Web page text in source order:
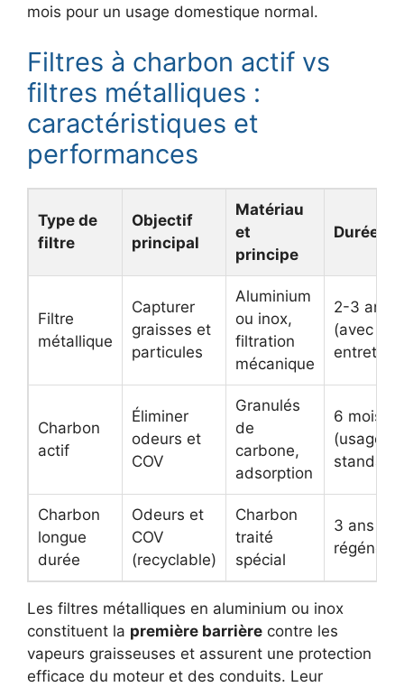
mois pour un usage domestique normal.
Filtres à charbon actif vs
filtres métalliques :
caractéristiques et
performances
Type de
filtre
Objectif
principal
Matériau
et
principe
Durée
Filtre
métallique
Capturer
graisses et
particules
Aluminium
ou inox,
filtration
mécanique
2-3 ans
(avec
entretien)
Charbon
actif
Éliminer
odeurs et
COV
Granulés
de
carbone,
adsorption
6 mois
(usage
standard)
Charbon
longue
durée
Odeurs et
COV
(recyclable)
Charbon
traité
spécial
3 ans
Les filtres métalliques en aluminium ou inox
constituent la première barrière contre les
vapeurs graisseuses et assurent une protection
efficace du moteur et des conduits. Leur